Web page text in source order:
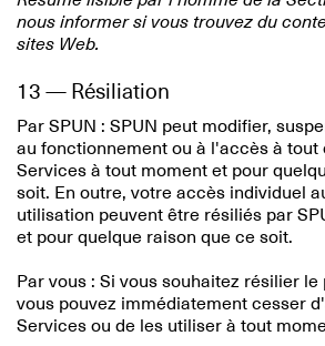
nous informer si vous trouvez du
sites Web.
13 — Résiliation
Par SPUN : SPUN peut modifier,
au fonctionnement ou à l'accès à tout
Services à tout moment et pour
soit. En outre, votre accès individuel
utilisation peuvent être résiliés par
et pour quelque raison que ce soit.
Par vous : Si vous souhaitez résilier
vous pouvez immédiatement cesser
Services ou de les utiliser à tout